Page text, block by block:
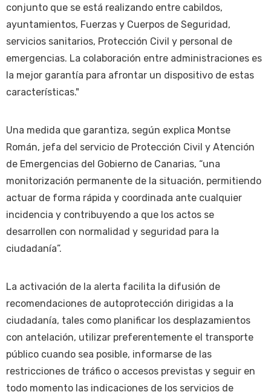
conjunto que se está realizando entre cabildos,
ayuntamientos, Fuerzas y Cuerpos de Seguridad,
servicios sanitarios, Protección Civil y personal de
emergencias. La colaboración entre administraciones es
la mejor garantía para afrontar un dispositivo de estas
características."
Una medida que garantiza, según explica Montse
Román, jefa del servicio de Protección Civil y Atención
de Emergencias del Gobierno de Canarias, “una
monitorización permanente de la situación, permitiendo
actuar de forma rápida y coordinada ante cualquier
incidencia y contribuyendo a que los actos se
desarrollen con normalidad y seguridad para la
ciudadanía”.
La activación de la alerta facilita la difusión de
recomendaciones de autoprotección dirigidas a la
ciudadanía, tales como planificar los desplazamientos
con antelación, utilizar preferentemente el transporte
público cuando sea posible, informarse de las
restricciones de tráfico o accesos previstas y seguir en
todo momento las indicaciones de los servicios de